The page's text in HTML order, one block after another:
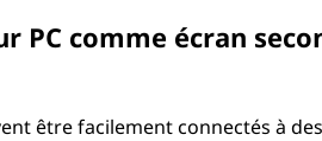
PC comme écran
être facilement connectés à